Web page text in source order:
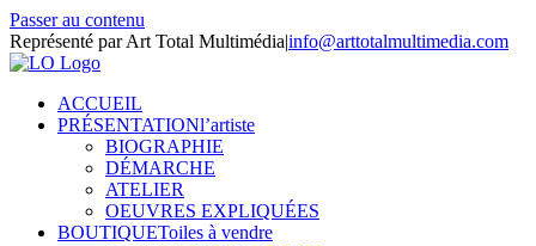
Passer au contenu
Représenté par Art Total Multimédia|info@arttotalmultimedia.com
ACCUEIL
PRÉSENTATIONl’artiste
BIOGRAPHIE
DÉMARCHE
ATELIER
OEUVRES EXPLIQUÉES
BOUTIQUEToiles à vendre